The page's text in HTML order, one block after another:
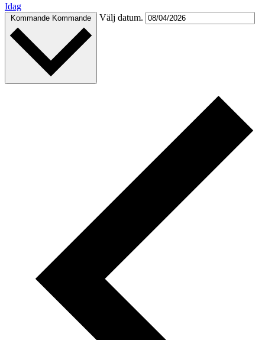
Idag
Kommande Kommande Välj datum.